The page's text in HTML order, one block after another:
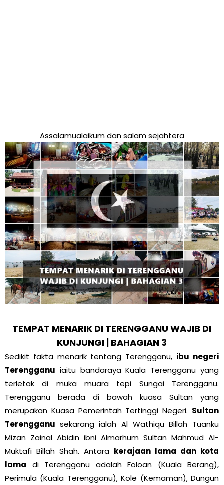
Assalamualaikum dan salam sejahtera
TEMPAT MENARIK DI TERENGGANU WAJIB DI
KUNJUNGI | BAHAGIAN 3
Sedikit fakta menarik tentang Terengganu, ibu negeri
Terengganu iaitu bandaraya Kuala Terengganu yang
terletak di muka muara tepi Sungai Terengganu.
Terengganu berada di bawah kuasa Sultan yang
merupakan Kuasa Pemerintah Tertinggi Negeri. Sultan
Terengganu sekarang ialah Al Wathiqu Billah Tuanku
Mizan Zainal Abidin ibni Almarhum Sultan Mahmud Al-
Muktafi Billah Shah. Antara kerajaan lama dan kota
lama di Terengganu adalah Foloan (Kuala Berang),
Perimula (Kuala Terengganu), Kole (Kemaman), Dungun